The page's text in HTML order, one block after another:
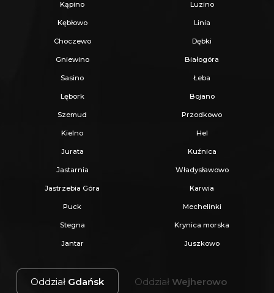
trwałości.
Działka uporządkowana, ogrodzona z 3
stron, wykonane ciągi piesze i podjazd z
kostki.
Sprzedaż przez dewelopera -
kupujący
zwolniony z podatku PCC 2%.
Sprzedaż prowadzi biuro nieruchomości
Ratajczak- oddział Wejherowo przy ul.
Sobieskiego 326/6.
Kąpino Luzino
Kębłowo Linia
Choczewo Dębki
Gniewino Białogóra
Sasino Łeba
Lębork Bojano
Szemud Przodkowo
Kielno Hel
Jurata Kuźnica
Jastarnia Władysławowo
Jastrzebia Góra Karwia
Puck Mechelinki
Stegna Krynica morska
Jantar Juszkowo
Oddział Gdańsk Oddział Wejherowo